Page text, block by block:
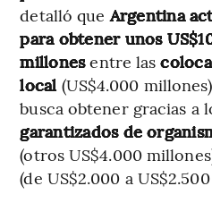
detalló queArgentina
para obtener unos
millonesentre las
local(US$4.000
busca obtener gracias a
garantizados de
(otros US$4.000
(de US$2.000 a